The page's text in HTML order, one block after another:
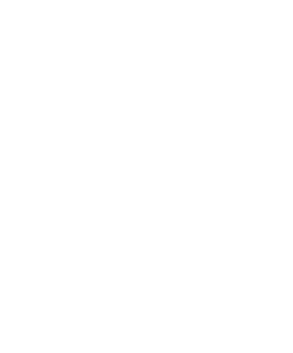
und damit heißt es: Leinen los für